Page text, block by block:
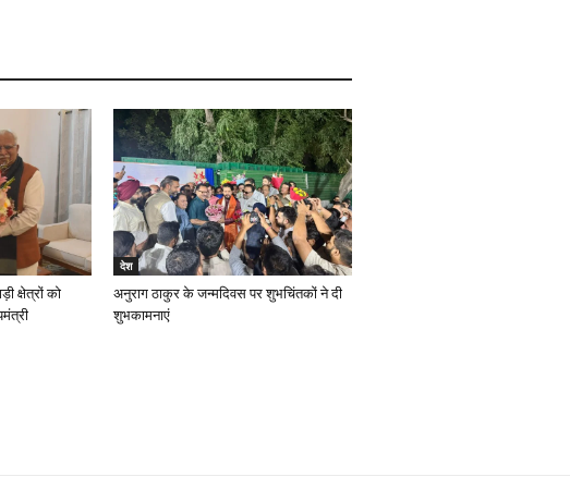
क्षेत्रों को
देश
अनुराग ठाकुर के जन्मदिवस पर शुभचिंतकों ने दी
शुभकामनाएं